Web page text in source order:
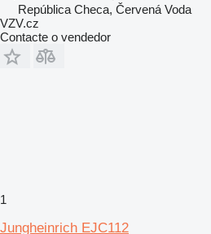
República Checa, Červená Voda
VZV.cz
Contacte o vendedor
1
Jungheinrich EJC112